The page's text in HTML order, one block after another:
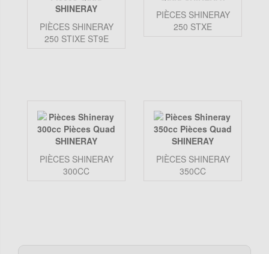
PIÈCES SHINERAY
250 STIXE ST9E
PIÈCES SHINERAY
250 STXE
PIÈCES SHINERAY
300CC
PIÈCES SHINERAY
350CC